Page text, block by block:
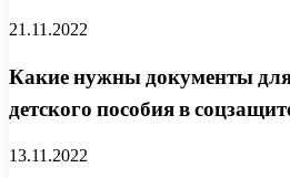
21.11.2022
Какие нужны документы
детского пособия в
13.11.2022